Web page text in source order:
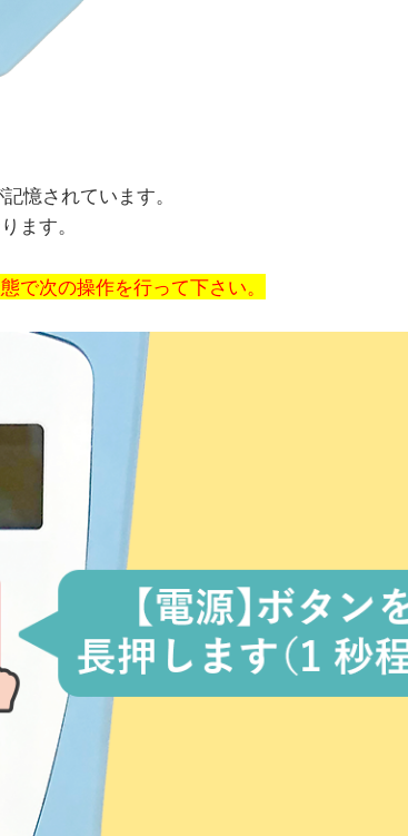
憶されています。
ます。
で次の操作を行って下さい。